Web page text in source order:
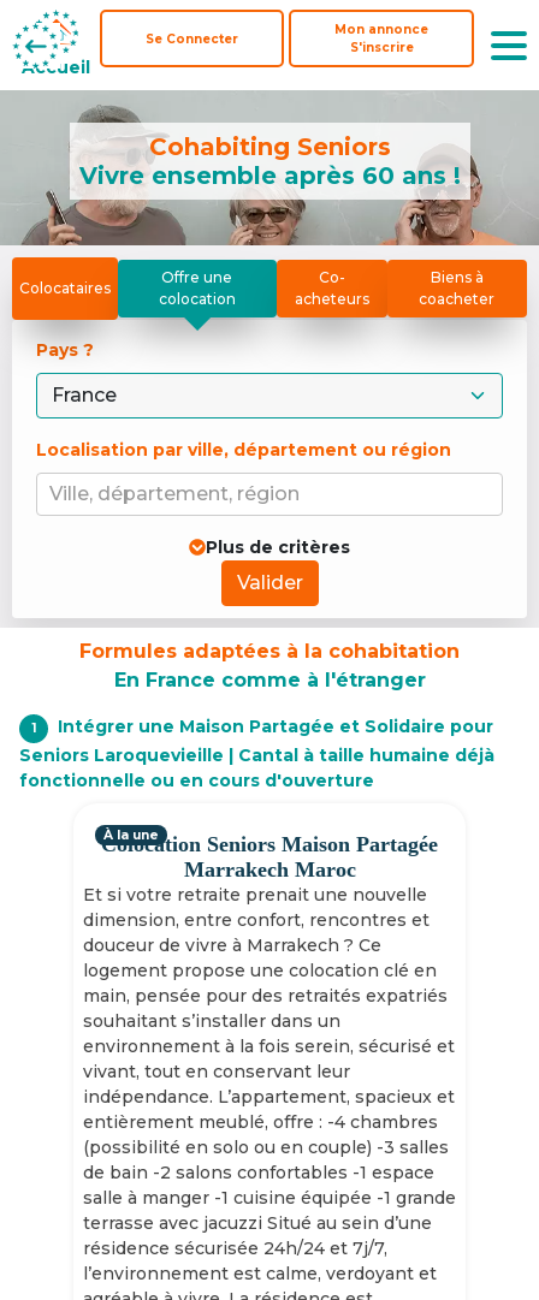
Accueil
Se Connecter
Mon annonce
S'inscrire
Accueil
Se Connecter
Mon annonce
S'inscrire
Cohabiting Seniors
Vivre ensemble après 60 ans !
Colocataires
Offre une
colocation
Co-
acheteurs
Biens à
coacheter
Pays ?
Localisation par ville, département ou région
Ville, département, région
Plus de critères
Valider
Formules adaptées à la cohabitation
En France comme à l'étranger
1
Intégrer une Maison Partagée et Solidaire pour
Seniors Laroquevieille | Cantal à taille humaine déjà
fonctionnelle ou en cours d'ouverture
Colocation Seniors Maison Partagée
Marrakech Maroc
Et si votre retraite prenait une nouvelle
dimension, entre confort, rencontres et
douceur de vivre à Marrakech ? Ce
logement propose une colocation clé en
main, pensée pour des retraités expatriés
souhaitant s’installer dans un
environnement à la fois serein, sécurisé et
vivant, tout en conservant leur
indépendance. L’appartement, spacieux et
entièrement meublé, offre : -4 chambres
(possibilité en solo ou en couple) -3 salles
de bain -2 salons confortables -1 espace
salle à manger -1 cuisine équipée -1 grande
terrasse avec jacuzzi Situé au sein d’une
résidence sécurisée 24h/24 et 7j/7,
l’environnement est calme, verdoyant et
À la une